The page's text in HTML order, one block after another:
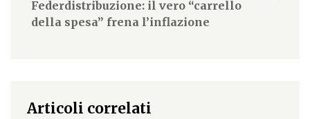
Federdistribuzione: il vero “carrello
della spesa” frena l’inflazione
Articoli correlati